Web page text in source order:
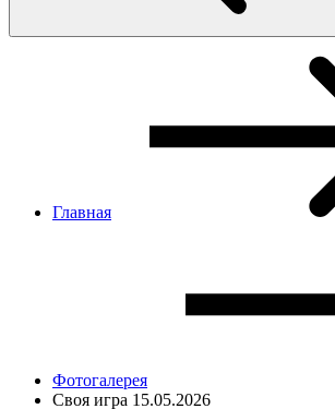
Главная
Фотогалерея
Своя игра 15.05.2026